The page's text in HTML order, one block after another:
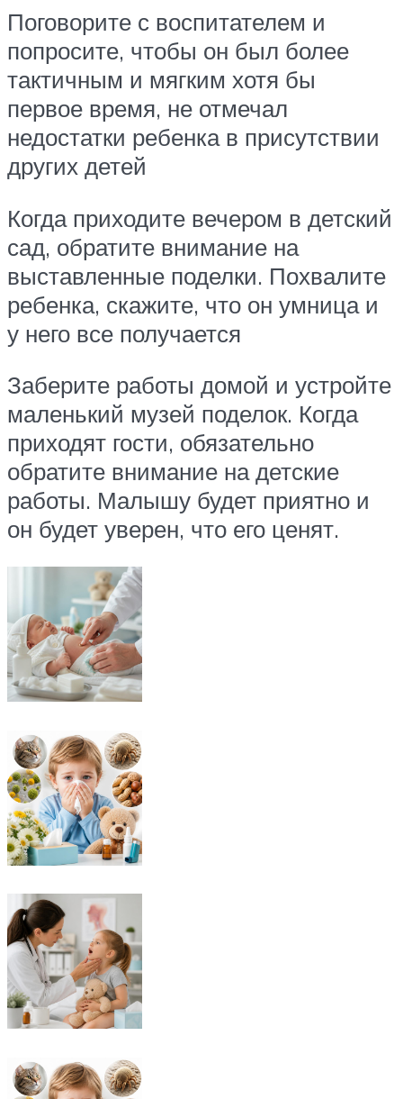
Поговорите с воспитателем и
попросите, чтобы он был более
тактичным и мягким хотя бы
первое время, не отмечал
недостатки ребенка в присутствии
других детей
Когда приходите вечером в детский
сад, обратите внимание на
выставленные поделки. Похвалите
ребенка, скажите, что он умница и
у него все получается
Заберите работы домой и устройте
маленький музей поделок. Когда
приходят гости, обязательно
обратите внимание на детские
работы. Малышу будет приятно и
он будет уверен, что его ценят.